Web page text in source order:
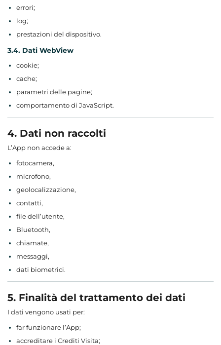
errori;
log;
prestazioni del dispositivo.
3.4. Dati WebView
cookie;
cache;
parametri delle pagine;
comportamento di JavaScript.
4. Dati non raccolti
L’App non accede a:
fotocamera,
microfono,
geolocalizzazione,
contatti,
file dell’utente,
Bluetooth,
chiamate,
messaggi,
dati biometrici.
5. Finalità del trattamento dei dati
I dati vengono usati per:
far funzionare l’App;
accreditare i Crediti Visita;